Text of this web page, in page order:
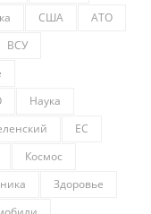
США
АТО
ВСУ
Наука
ЕС
Космос
Здоровье